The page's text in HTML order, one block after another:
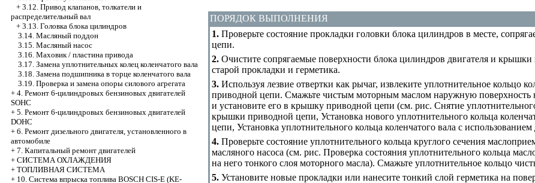
+ 3.12. Привод клапанов, толкатели и
распределительный вал
+ 3.13. Головка блока цилиндров
3.14. Масляный поддон
3.15. Масляный насос
3.16. Маховик / пластина привода
3.17. Замена уплотнительных колец коленчатого вала
3.18. Замена подшипника в торце коленчатого вала
3.19. Проверка и замена опоры силового агрегата
+ 4. Ремонт 6-цилиндровых бензиновых двигателей
SOHC
+ 5. Ремонт 6-цилиндровых бензиновых двигателей
DOHC
+ 6. Ремонт дизельного двигателя, установленного в
автомобиле
+ 7. Капитальный ремонт двигателей
+ СИСТЕМА ОХЛАЖДЕНИЯ
+ ТОПЛИВНАЯ СИСТЕМА
+ 10. Система впрыска топлива BOSCH CIS-E (KE-
ПОРЯДОК ВЫПОЛНЕНИЯ
1. Проверьте состояние прокладки головки блока цилиндров в месте,
цепи.
2. Очистите сопрягаемые поверхности блока цилиндров двигателя и крышки
старой прокладки и герметика.
3. Используя лезвие отвертки как рычаг, извлеките уплотнительное кольцо
приводной цепи. Смажьте чистым моторным маслом наружную поверхность
и установите его в крышку приводной цепи (см. рис. Снятие
крышки приводной цепи, Установка нового уплотнительного кольца
цепи, Установка уплотнительного кольца коленчатого вала с использованием
4. Проверьте состояние уплотнительного кольца круглого сечения
масляного насоса (см. рис. Проверка состояния уплотнительного кольца
на него тонкого слоя моторного масла). Смажьте уплотнительное кольцо
5. Установите новые прокладки или нанесите тонкий слой герметика на